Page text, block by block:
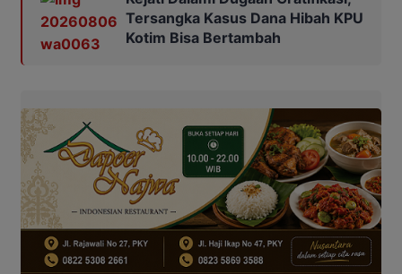
Tersangka Kasus Dana Hibah KPU
Kotim Bisa Bertambah